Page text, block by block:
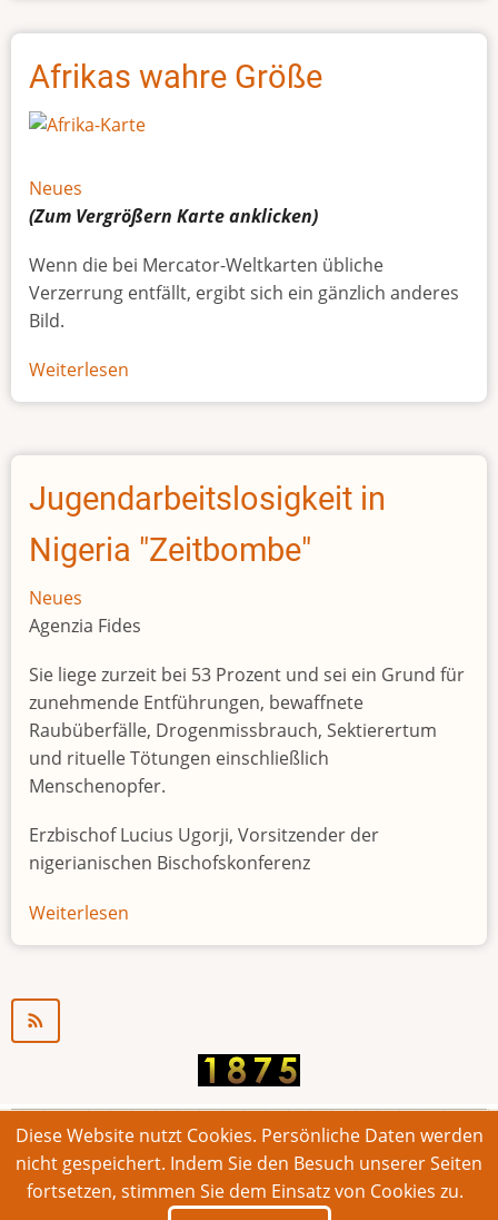
Afrikas wahre Größe
Neues
(Zum Vergrößern Karteanklicken)
Wenn die bei Mercator-Weltkarten übliche
Verzerrung entfällt, ergibt sich ein gänzlich anderes
Bild.
Weiterlesen
Afrikas
Größe
Jugendarbeitslosigkeit in
Nigeria "Zeitbombe"
Neues
Agenzia Fides
Sie liege zurzeit bei 53 Prozent und sei ein Grund für
zunehmende Entführungen, bewaffnete
Raubüberfälle, Drogenmissbrauch, Sektierertum
und rituelle Tötungen einschließlich
Menschenopfer.
Erzbischof Lucius Ugorji, Vorsitzender der
nigerianischen Bischofskonferenz
Weiterlesen
Jugendarbeitslosigkeit
© 2026 Bonner Aufruf. Alle Rechte vorbehalten.
Footer
Impressum Kontakt Intern
Diese Website nutzt Cookies. Persönliche Daten werden
nicht gespeichert. Indem Sie den Besuch unserer Seiten
fortsetzen, stimmen Sie dem Einsatz von Cookies zu.